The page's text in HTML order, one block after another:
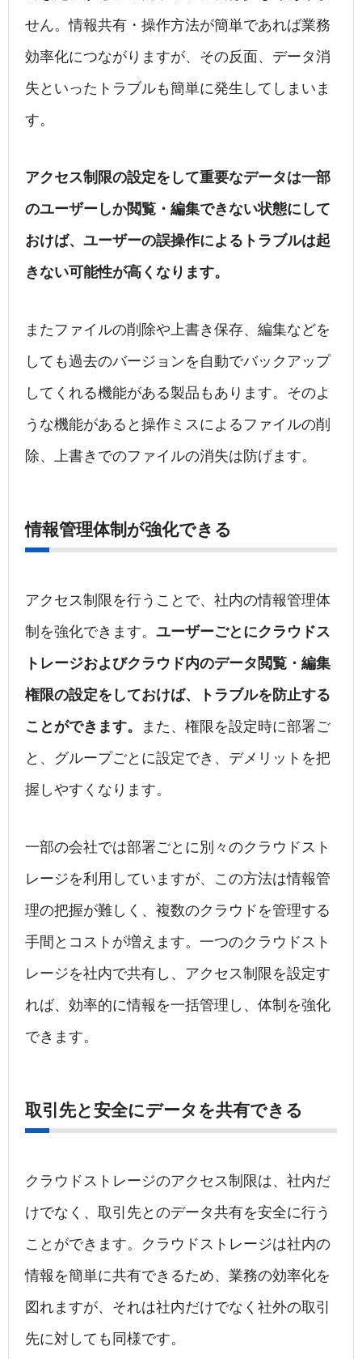
せん。情報共有・操作方法が簡単であれば業務
効率化につながりますが、その反面、データ消
失といったトラブルも簡単に発生してしまいま
す。
アクセス制限の設定をして重要なデータは一部
のユーザーしか閲覧・編集できない状態にして
おけば、ユーザーの誤操作によるトラブルは起
きない可能性が高くなります。
またファイルの削除や上書き保存、編集などを
しても過去のバージョンを自動でバックアップ
してくれる機能がある製品もあります。そのよ
うな機能があると操作ミスによるファイルの削
除、上書きでのファイルの消失は防げます。
情報管理体制が強化できる
アクセス制限を行うことで、社内の情報管理体
制を強化できます。 ユーザーごとにクラウドス
トレージおよびクラウド内のデータ閲覧・編集
権限の設定をしておけば、トラブルを防止する
ことができます。
また、権限を設定時に部署ご
と、グループごとに設定でき、デメリットを把
握しやすくなります。
一部の会社では部署ごとに別々のクラウドスト
レージを利用していますが、この方法は情報管
理の把握が難しく、複数のクラウドを管理する
手間とコストが増えます。一つのクラウドスト
レージを社内で共有し、アクセス制限を設定す
れば、効率的に情報を一括管理し、体制を強化
できます。
取引先と安全にデータを共有できる
クラウドストレージのアクセス制限は、社内だ
けでなく、取引先とのデータ共有を安全に行う
ことができます。クラウドストレージは社内の
情報を簡単に共有できるため、業務の効率化を
図れますが、それは社内だけでなく社外の取引
先に対しても同様です。